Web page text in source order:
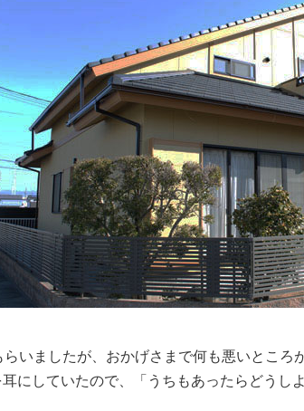
いましたが、おかげさまで何も悪いとこ
にしていたので、「うちもあったらどう